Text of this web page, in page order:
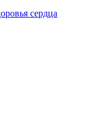
сердца